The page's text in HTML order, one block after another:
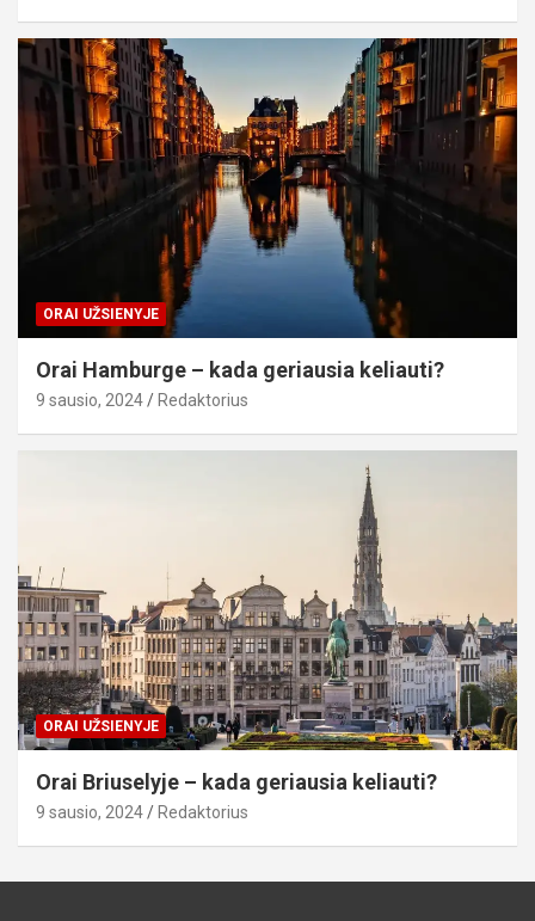
ORAI UŽSIENYJE
Orai Hamburge – kada geriausia keliauti?
9 sausio, 2024 Redaktorius
ORAI UŽSIENYJE
Orai Briuselyje – kada geriausia keliauti?
9 sausio, 2024 Redaktorius